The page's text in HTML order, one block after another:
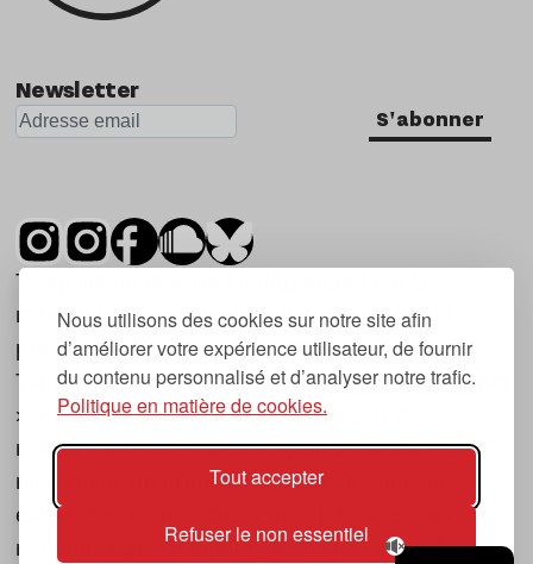
Nous utilisons des cookies sur notre site afin
d’améliorer votre expérience utilisateur, de fournir
du contenu personnalisé et d’analyser notre trafic.
Politique en matière de cookies.
Tout accepter
Refuser le non essentiel
Global Club
Indie
Newsletter
S'abonner
Tsugi est un mensuel indépendant sur la
musique et les nouvelles tendances, dont la
première parution date de 2007.
Tsugi en japonais signifie « prochain », « suivant
», ce qui correspond à la thématique du
magazine, à l’affût des nouvelles tendances
musicales, qu’elles viennent de la musique
électronique, du rock ou du hip hop, et des
nouveaux phénomènes de société liés à la